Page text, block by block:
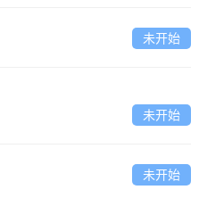
未开始
未开始
未开始